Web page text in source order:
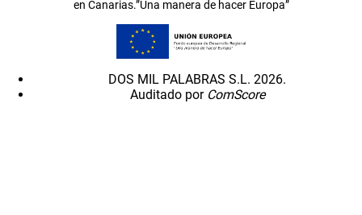
en Canarias.”Una manera de hacer Europa”
DOS MIL PALABRAS S.L. 2026.
Auditado por ComScore